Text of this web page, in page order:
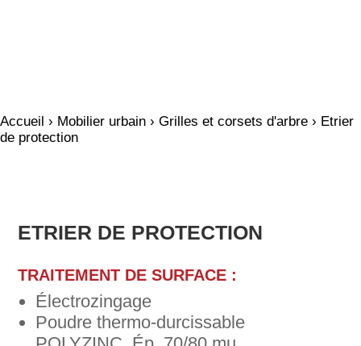
Accueil › Mobilier urbain › Grilles et corsets d'arbre › Etrier
de protection
ETRIER DE PROTECTION
TRAITEMENT DE SURFACE :
Électrozingage
Poudre thermo-durcissable